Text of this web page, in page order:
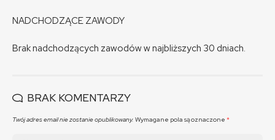
NADCHODZĄCE ZAWODY
Brak nadchodzących zawodów w najbliższych 30 dniach.
BRAK KOMENTARZY
Twój adres email nie zostanie opublikowany. Wymagane pola są oznaczone *